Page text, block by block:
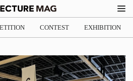
CONTEST EXHIBITION